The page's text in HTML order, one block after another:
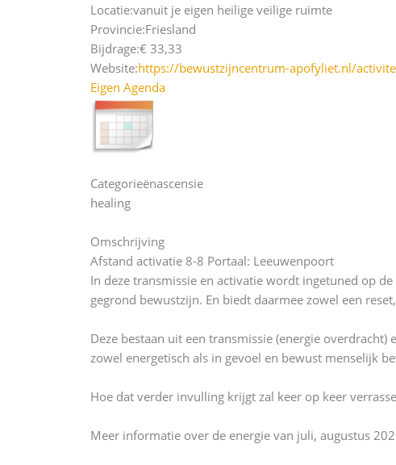
Locatie:vanuit je eigen heilige veilige ruimte
Provincie:Friesland
Bijdrage:€ 33,33
Website:https://bewustzijncentrum-apofyliet.nl/
Eigen Agenda
Categorieënascensie
healing
Omschrijving
Afstand activatie 8-8 Portaal: Leeuwenpoort
In deze transmissie en activatie wordt ingetuned op
gegrond bewustzijn. En biedt daarmee zowel een
Deze bestaan uit een transmissie (energie
zowel energetisch als in gevoel en bewust menselijk
Hoe dat verder invulling krijgt zal keer op keer
Meer informatie over de energie van juli, augustus